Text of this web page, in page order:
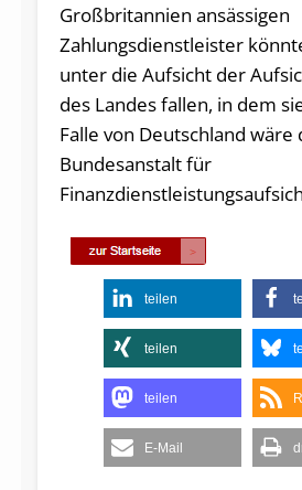
Großbritannien ansässigen
Zahlungsdienstleister
unter die Aufsicht der
des Landes fallen, in dem
Falle von Deutschland wäre
Bundesanstalt für
teilen
teilen
teilen
E-Mail